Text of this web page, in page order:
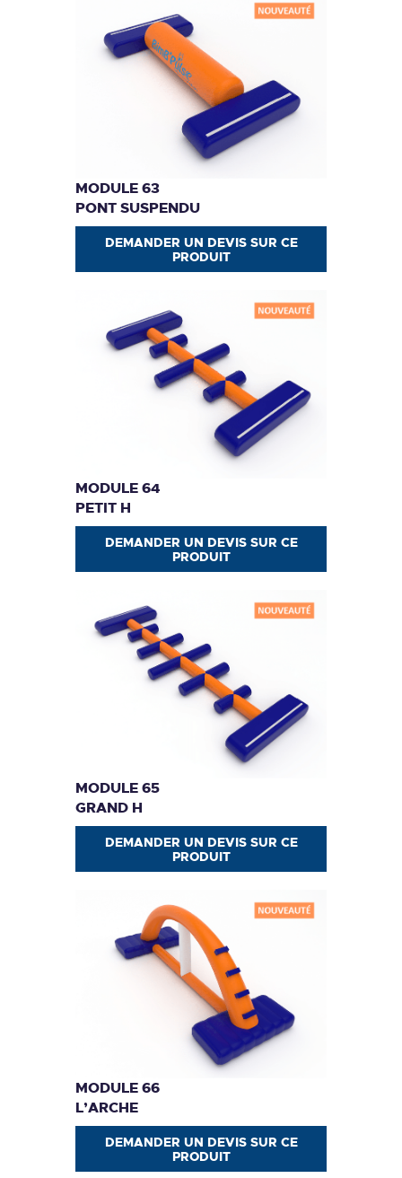
MODULE 63
PONT SUSPENDU
DEMANDER UN DEVIS SUR CE
PRODUIT
MODULE 64
PETIT H
DEMANDER UN DEVIS SUR CE
PRODUIT
MODULE 65
GRAND H
DEMANDER UN DEVIS SUR CE
PRODUIT
MODULE 66
L’ARCHE
DEMANDER UN DEVIS SUR CE
PRODUIT